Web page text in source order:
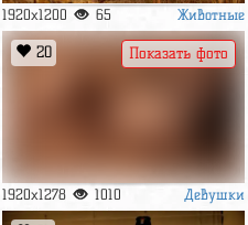
1920x1200 65 Животные
20
1920x1278 1010 Девушки
Показать фото